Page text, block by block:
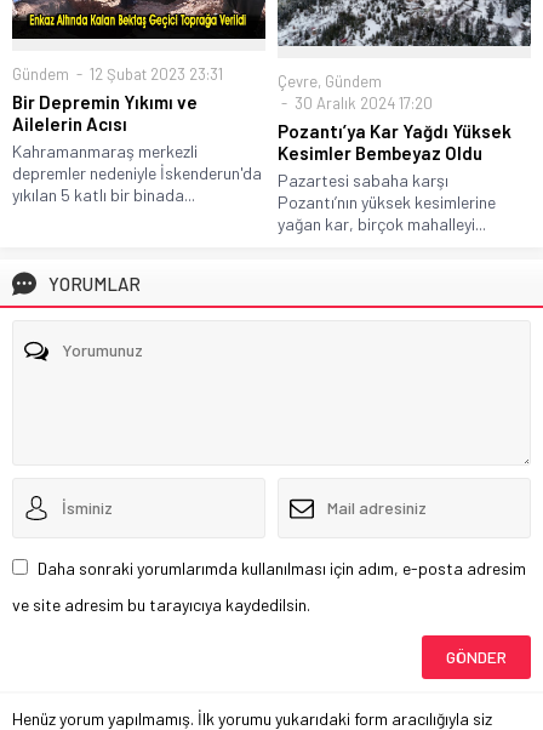
Gündem 12 Şubat 2023 23:31
Bir Depremin Yıkımı ve
Ailelerin Acısı
Kahramanmaraş merkezli
depremler nedeniyle İskenderun'da
yıkılan 5 katlı bir binada...
Çevre, Gündem
30 Aralık 2024 17:20
Pozantı’ya Kar Yağdı Yüksek
Kesimler Bembeyaz Oldu
Pazartesi sabaha karşı
Pozantı’nın yüksek kesimlerine
yağan kar, birçok mahalleyi...
YORUMLAR
Daha sonraki yorumlarımda kullanılması için adım, e-posta adresim
ve site adresim bu tarayıcıya kaydedilsin.
Henüz yorum yapılmamış. İlk yorumu yukarıdaki form aracılığıyla siz